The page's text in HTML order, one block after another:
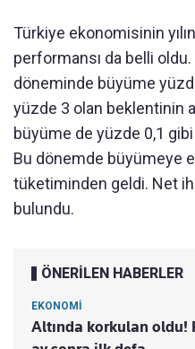
Türkiye ekonomisinin
performansı da belli
döneminde büyüme
yüzde 3 olan beklentinin
büyüme de yüzde 0,1
Bu dönemde büyümeye
tüketiminden geldi. Net
bulundu.
ÖNERİLEN HABERLER
EKONOMİ
Altında korkulan oldu!